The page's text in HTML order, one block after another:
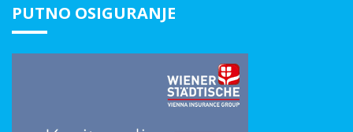
PUTNO OSIGURANJE